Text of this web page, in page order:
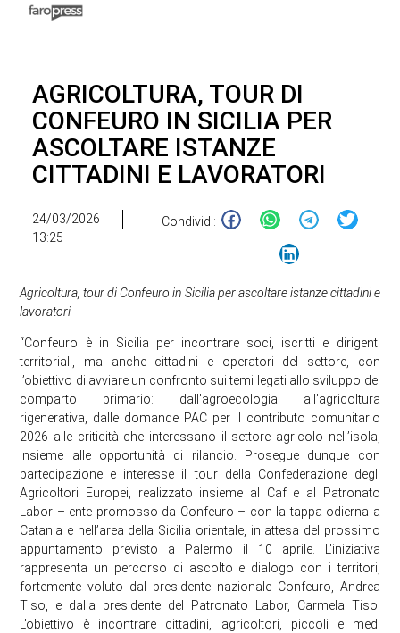
AGRICOLTURA, TOUR DI
CONFEURO IN SICILIA PER
ASCOLTARE ISTANZE
CITTADINI E LAVORATORI
24/03/2026
13:25
Condividi:
Agricoltura, tour di Confeuro in Sicilia per ascoltare istanze cittadini e
lavoratori
“Confeuro è in Sicilia per incontrare soci, iscritti e dirigenti
territoriali, ma anche cittadini e operatori del settore, con
l’obiettivo di avviare un confronto sui temi legati allo sviluppo del
comparto primario: dall’agroecologia all’agricoltura
rigenerativa, dalle domande PAC per il contributo comunitario
2026 alle criticità che interessano il settore agricolo nell’isola,
insieme alle opportunità di rilancio. Prosegue dunque con
partecipazione e interesse il tour della Confederazione degli
Agricoltori Europei, realizzato insieme al Caf e al Patronato
Labor – ente promosso da Confeuro – con la tappa odierna a
Catania e nell’area della Sicilia orientale, in attesa del prossimo
appuntamento previsto a Palermo il 10 aprile. L’iniziativa
rappresenta un percorso di ascolto e dialogo con i territori,
fortemente voluto dal presidente nazionale Confeuro, Andrea
Tiso, e dalla presidente del Patronato Labor, Carmela Tiso.
L’obiettivo è incontrare cittadini, agricoltori, piccoli e medi